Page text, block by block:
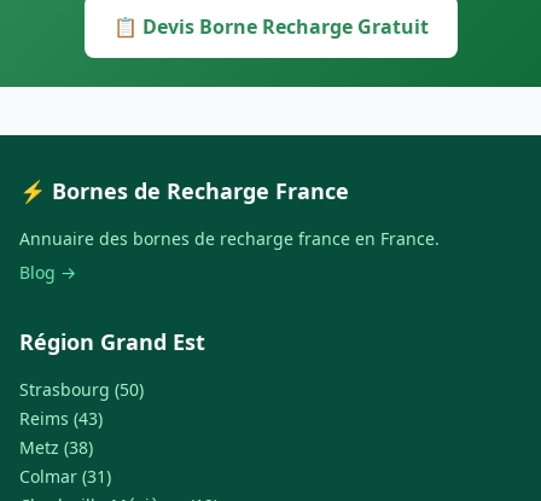
📋 Devis Borne Recharge Gratuit
⚡ Bornes de Recharge France
Annuaire des bornes de recharge france en France.
Blog →
Région Grand Est
Strasbourg (50)
Reims (43)
Metz (38)
Colmar (31)